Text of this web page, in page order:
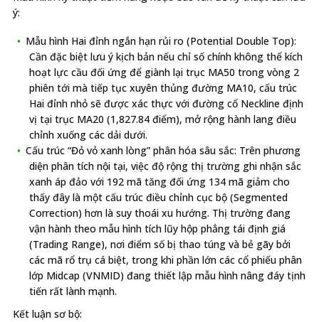
ý:
Mẫu hình Hai đỉnh ngắn hạn rủi ro (Potential Double Top):
Cần đặc biệt lưu ý kịch bản nếu chỉ số chính không thể kích
hoạt lực cầu đối ứng để giành lại trục MA50 trong vòng 2
phiên tới mà tiếp tục xuyên thủng đường MA10, cấu trúc
Hai đỉnh nhỏ sẽ được xác thực với đường cổ Neckline định
vị tại trục MA20 (1,827.84 điểm), mở rộng hành lang điều
chỉnh xuống các dải dưới.
Cấu trúc “Đỏ vỏ xanh lòng” phân hóa sâu sắc: Trên phương
diện phân tích nội tại, việc độ rộng thị trường ghi nhận sắc
xanh áp đảo với 192 mã tăng đối ứng 134 mã giảm cho
thấy đây là một cấu trúc điều chỉnh cục bộ (Segmented
Correction) hơn là suy thoái xu hướng. Thị trường đang
vận hành theo mẫu hình tích lũy hộp phẳng tái định giá
(Trading Range), nơi điểm số bị thao túng và bẻ gãy bởi
các mã rổ trụ cá biệt, trong khi phần lớn các cổ phiếu phân
lớp Midcap (VNMID) đang thiết lập mẫu hình nâng đáy tịnh
tiến rất lành mạnh.
Kết luận sơ bộ: